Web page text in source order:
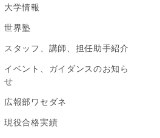
大学情報
世界塾
スタッフ、講師、担任助手紹介
イベント、ガイダンスのお知ら
せ
広報部ワセダネ
現役合格実績